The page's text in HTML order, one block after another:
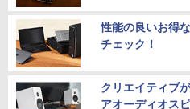
性能の良いお得
チェック！
クリエイティブ
アオーディオス